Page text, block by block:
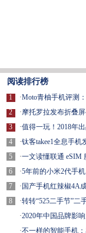
阅读排行榜
1
2
3
4
5
6
7
8
·Moto青柚手机评测
·摩托罗拉发布折叠
·值得一玩！2018年
·钛客takee1全息手机
·一文读懂联通 eSIM
·5年前的小米2代手
· 国产手机红辣椒4A
·转转“525二手节”二
·2020年中国品牌影
·不一样的智能手机